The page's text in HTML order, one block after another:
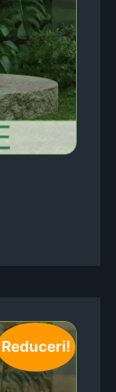
Reduceri!